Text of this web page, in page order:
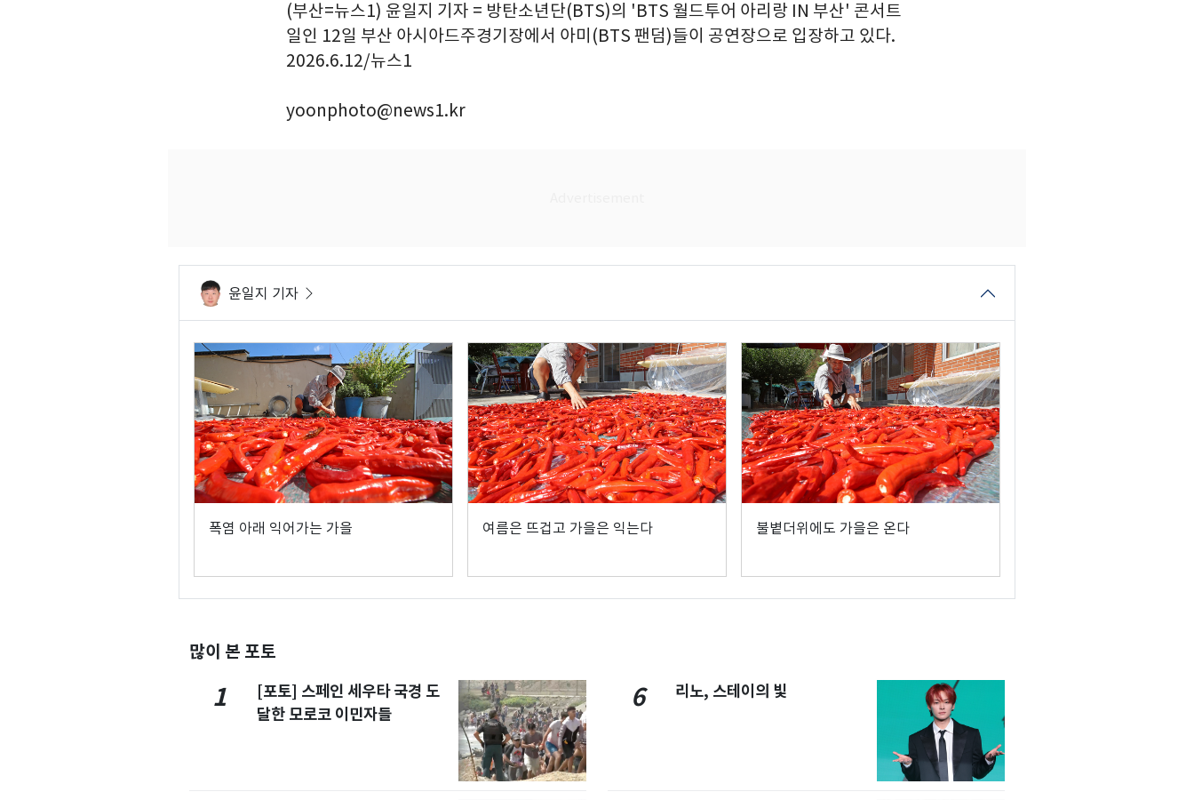
(부산=뉴스1) 윤일지 기자 = 방탄소년단(BTS)의 'BTS 월드투어 아리랑 IN 부산' 콘서트
일인 12일 부산 아시아드주경기장에서 아미(BTS 팬덤)들이 공연장으로 입장하고 있다.
2026.6.12/뉴스1
yoonphoto@news1.kr
윤일지 기자
폭염 아래 익어가는 가을 여름은 뜨겁고 가을은 익는다 불볕더위에도 가을은 온다
많이 본 포토
1
[포토] 스페인 세우타 국경 도
달한 모로코 이민자들
6 리노, 스테이의 빛